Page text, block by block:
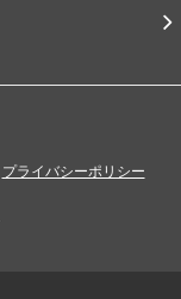
プライバシーポリシー